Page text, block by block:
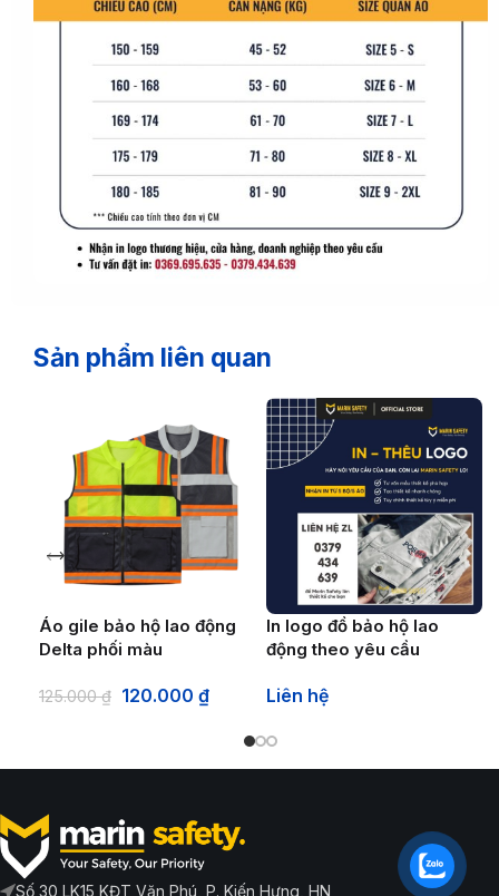
Sản phẩm liên quan
Áo gile bảo hộ lao động
Delta phối màu
125.000₫ 120.000 ₫
In logo đồ bảo hộ lao
động theo yêu cầu
Liên hệ
Số 30 LK15 KĐT Văn Phú, P. Kiến Hưng, HN